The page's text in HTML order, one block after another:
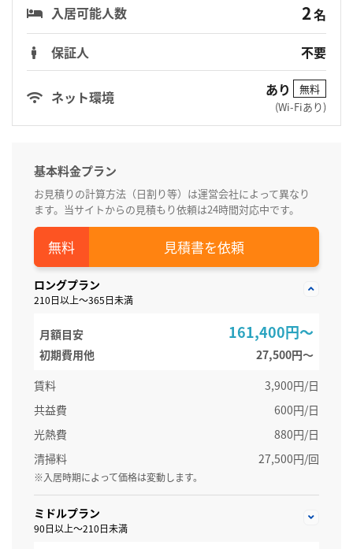
入居可能人数 2名
保証人
不要
ネット環境 あり
無料
(Wi-Fiあり)
基本料金プラン
お見積りの計算方法（日割り等）は運営会社によって異なり
ます。当サイトからの見積もり依頼は24時間対応中です。
見積書を依頼
ロングプラン
210日以上～365日未満
月額目安 161,400円～
初期費用他
27,500円〜
賃料
3,900円/日
共益費
600円/日
光熱費
880円/日
清掃料
27,500円/回
※入居時期によって価格は変動します。
ミドルプラン
90日以上～210日未満